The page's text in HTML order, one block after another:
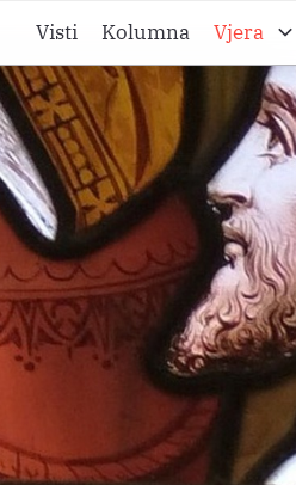
Visti Kolumna
Vjera
Liturgijsko ljeto A
Liturgijsko ljeto B
Liturgijsko ljeto C
Pobožnosti
Meditacije
O
O